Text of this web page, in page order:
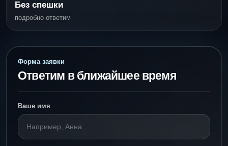
Без спешки
подробно ответим
Форма заявки
Ответим в ближайшее время
Ваше имя